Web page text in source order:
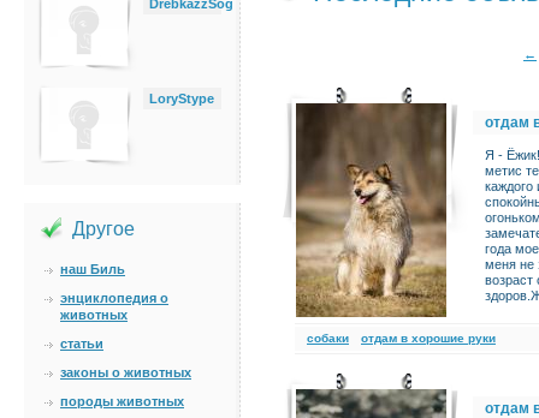
DrebkazzSog
LoryStype
Другое
наш Биль
энциклопедия о
животных
статьи
законы о животных
породы животных
←
отдам
Я -
метис
каждого
года
меня не
возраст
cобаки отдам в хорошие руки
отдам